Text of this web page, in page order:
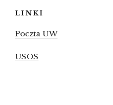
LINKI
Poczta UW
USOS